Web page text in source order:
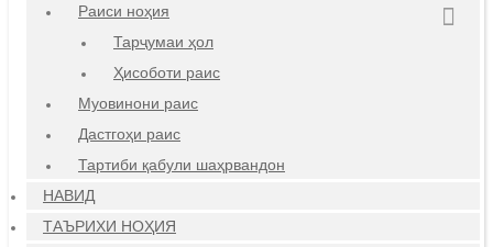
Раиси ноҳия
Тарҷумаи ҳол
Ҳисоботи раис
Муовинони раис
Дастгоҳи раис
Тартиби қабули шаҳрвандон
НАВИД
ТАЪРИХИ НОҲИЯ